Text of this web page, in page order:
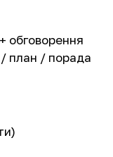
обговорення
/ план / порада